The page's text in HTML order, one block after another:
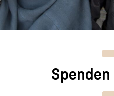
n
g
p
r
i
n
h
l